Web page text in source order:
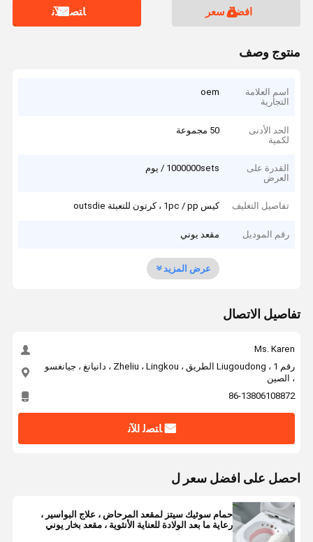
افضل سعر ﺎﺘﺼﻟ ﺍﻶﻧ
منتوج وصف
اسم العلامة
التجارية
oem
الحد الأدنى
لكمية
50 مجموعة
القدرة على
العرض
1000000sets / يوم
تفاصيل التغليف كيس 1pc / pp ، كرتون للتعبئة outsdie
رقم الموديل مقعد يوني
عرض المزيد
تفاصيل الاتصال
Ms. Karen
رقم 1 ، Liugoudong الطريق ، Zheliu ، Lingkou ، دانيانغ ، جيانغسو
، الصين
86-13806108872
ﺎﺘﺼﻟ ﺍﻶﻧ
احصل على افضل سعر ل
حمام سوثيك سيتز لمقعد المرحاض ، علاج البواسير ،
رعاية ما بعد الولادة للعناية الأنثوية ، مقعد بخار يوني
للنساء